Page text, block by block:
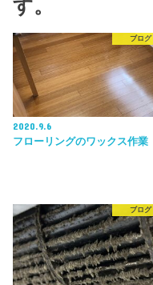
す。
ブログ
2020.9.6
フローリングのワックス作業
ブログ